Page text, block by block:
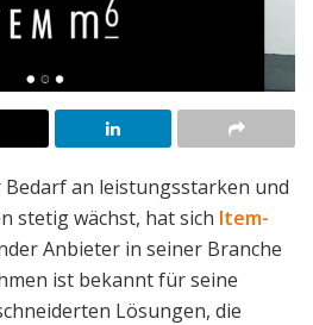
an leistungsstarken und
stetig wächst, hat sich Item-
Anbieter in seiner Branche
ist bekannt für seine
Lösungen, die